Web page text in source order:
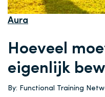
Aura
Hoeveel
eigenlijk
By: Functional Training